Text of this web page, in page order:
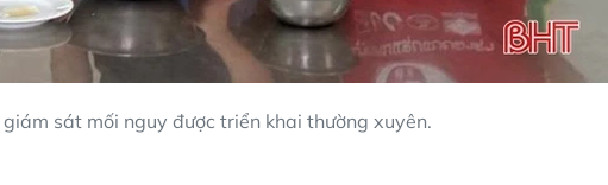
sát mối nguy được triển khai thường xuyên.